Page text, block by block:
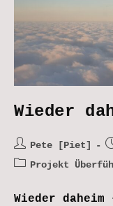
Wieder
Beitrags-
Autor:
Pete [Piet]
Beitrags-
Projekt
Wieder